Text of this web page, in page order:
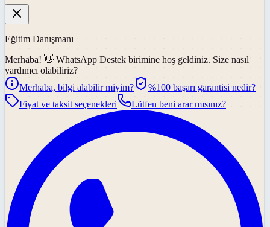
Eğitim Danışmanı
Merhaba! 👋 WhatsApp Destek birimine hoş geldiniz. Size nasıl
yardımcı olabiliriz?
Merhaba, bilgi alabilir miyim?
%100 başarı garantisi nedir?
Fiyat ve taksit seçenekleri
Lütfen beni arar mısınız?